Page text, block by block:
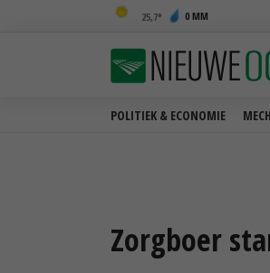
25,7 0 MM
POLITIEK & ECONOMIE
Zorgboer